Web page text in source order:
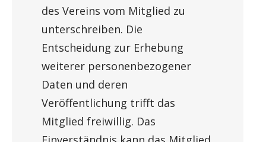
des Vereins vom Mitglied zu
unterschreiben. Die
Entscheidung zur Erhebung
weiterer personenbezogener
Daten und deren
Veröffentlichung trifft das
Mitglied freiwillig. Das